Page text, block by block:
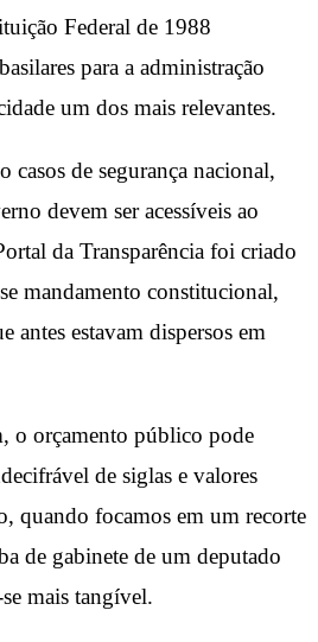
Federal de 1988
para a administração
um dos mais relevantes.
casos de segurança nacional,
devem ser acessíveis ao
da Transparência foi criado
mandamento constitucional,
antes estavam dispersos em
o orçamento público pode
de siglas e valores
quando focamos em um recorte
de gabinete de um deputado
mais tangível.